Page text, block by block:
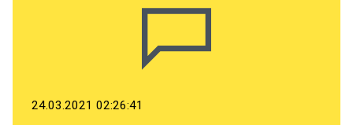
24.03.2021 02:26:41